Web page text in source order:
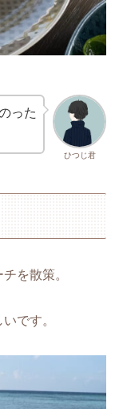
ひつじ君
った
を散策。
です。